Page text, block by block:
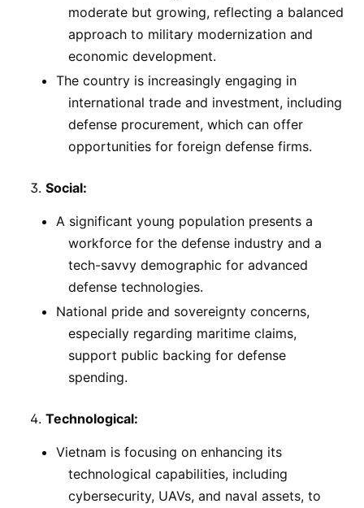
moderate but growing, reflecting a balanced
approach to military modernization and
economic development.
The country is increasingly engaging in
international trade and investment, including
defense procurement, which can offer
opportunities for foreign defense firms.
Social:
A significant young population presents a
workforce for the defense industry and a
tech-savvy demographic for advanced
defense technologies.
National pride and sovereignty concerns,
especially regarding maritime claims,
support public backing for defense
spending.
Technological:
Vietnam is focusing on enhancing its
technological capabilities, including
cybersecurity, UAVs, and naval assets, to